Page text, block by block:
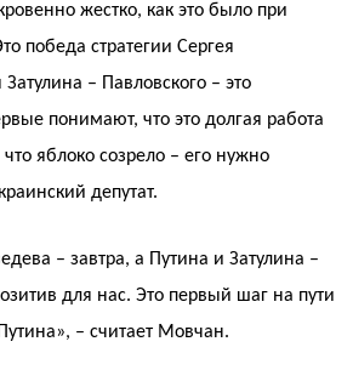
жестко, как это было при
победа стратегии Сергея
– Павловского – это
понимают, что это долгая работа
яблоко созрело – его нужно
депутат.
– завтра, а Путина и Затулина –
для нас. Это первый шаг на пути
– считает Мовчан.